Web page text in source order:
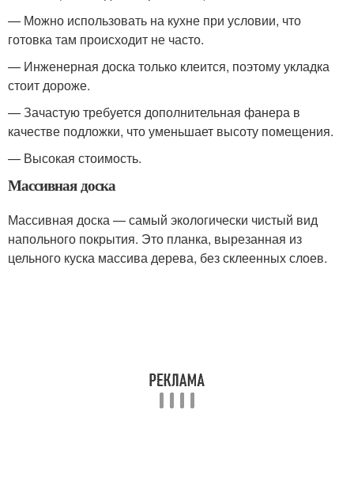
— Можно использовать на кухне при условии, что
готовка там происходит не часто.
— Инженерная доска только клеится, поэтому укладка
стоит дороже.
— Зачастую требуется дополнительная фанера в
качестве подложки, что уменьшает высоту помещения.
— Высокая стоимость.
Массивная доска
Массивная доска — самый экологически чистый вид
напольного покрытия. Это планка, вырезанная из
цельного куска массива дерева, без склеенных слоев.